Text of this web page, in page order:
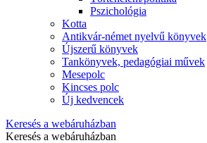
Pszichológia
Kotta
Antikvár-német nyelvű könyvek
Újszerű könyvek
Tankönyvek, pedagógiai művek
Mesepolc
Kincses polc
Új kedvencek
Keresés a webáruházban
Keresés a webáruházban